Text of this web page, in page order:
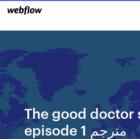
The good doctor
episode 1 مترجم